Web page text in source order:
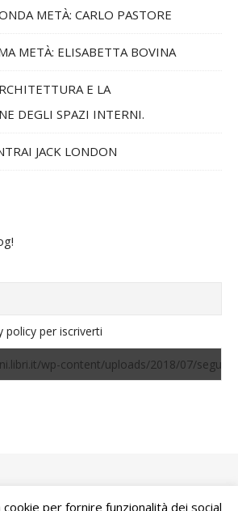
METÀ: CARLO PASTORE
METÀ: ELISABETTA BOVINA
E LA
DEGLI SPAZI INTERNI.
JACK LONDON
policy per iscriverti
per fornire funzionalità dei social